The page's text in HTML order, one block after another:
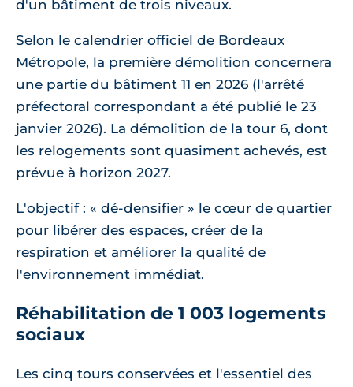
d'un bâtiment de trois niveaux.
Selon le calendrier officiel de Bordeaux
Métropole, la première démolition concernera
une partie du bâtiment 11 en 2026 (l'arrêté
préfectoral correspondant a été publié le 23
janvier 2026). La démolition de la tour 6, dont
les relogements sont quasiment achevés, est
prévue à horizon 2027.
L'objectif : « dé-densifier » le cœur de quartier
pour libérer des espaces, créer de la
respiration et améliorer la qualité de
l'environnement immédiat.
Réhabilitation de 1 003 logements
sociaux
Les cinq tours conservées et l'essentiel des